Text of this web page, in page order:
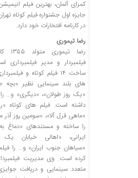
کمرای آلمان، بهترین فیلم
جایزه اول جشنواره فیلم کوتاه
در کارنامه افتخارات خود دارد.
رضا تیموری
رضا
فیلمبردار و مدیر فیلمبرداری
ساخت ۱۴ فیلم کوتاه و
های بلند سینمایی نظیر «بچه
«یک روز طولان»، «دیگری» و… را
داشته است. فیلم های کوتاه
«ماهی قرل آلا»، «سومین روز آذر
را ساخته و مستندهای «دماغ
ایرانی، «اهالی خیابان یک
«سیاهان جنوب ایران» و… را
کرده است. وی مدیریت
متعدد سینمایی و دریافت